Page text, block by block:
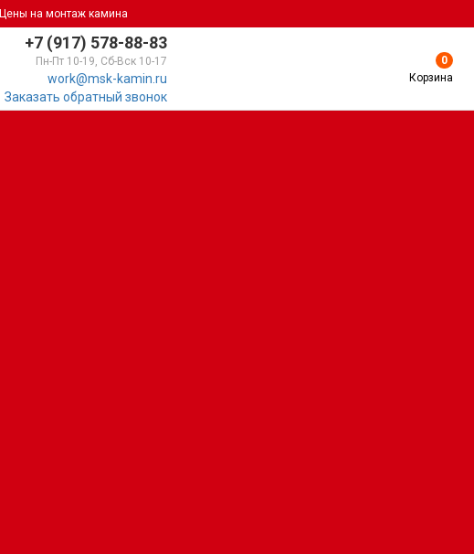
Цены на монтаж камина
+7 (917) 578-88-83
Пн-Пт 10-19, Сб-Вск 10-17
work@msk-kamin.ru
Заказать обратный звонок
0
Корзина